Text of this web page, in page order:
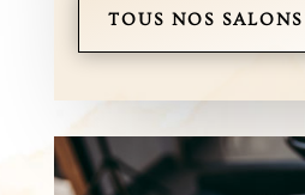
TOUS NOS SALONS